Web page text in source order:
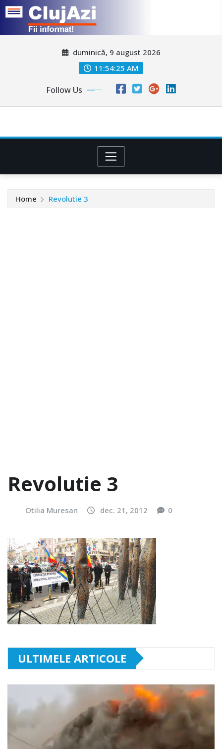
duminică, 9 august 2026
11:54:28 AM
Follow Us
Home Revolutie 3
Revolutie 3
Otilia Muresan dec. 21, 2012 0
ULTIMELE ARTICOLE